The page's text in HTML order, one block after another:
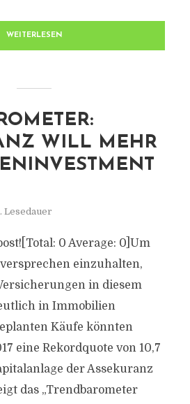
WEITERLESEN
WILL MEHR
Lesedauer
0 Average: 0]Um
einzuhalten,
in diesem
in Immobilien
Käufe könnten
eine Rekordquote von 10,7
der Assekuranz
das „Trendbarometer